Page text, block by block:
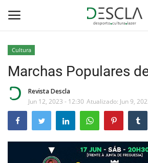
Home
...by Descla
Desporto
Cultura
Marchas Populares
Revista Descla
Jun 12, 2023 - 12:30 Atualizado: Jun 9,